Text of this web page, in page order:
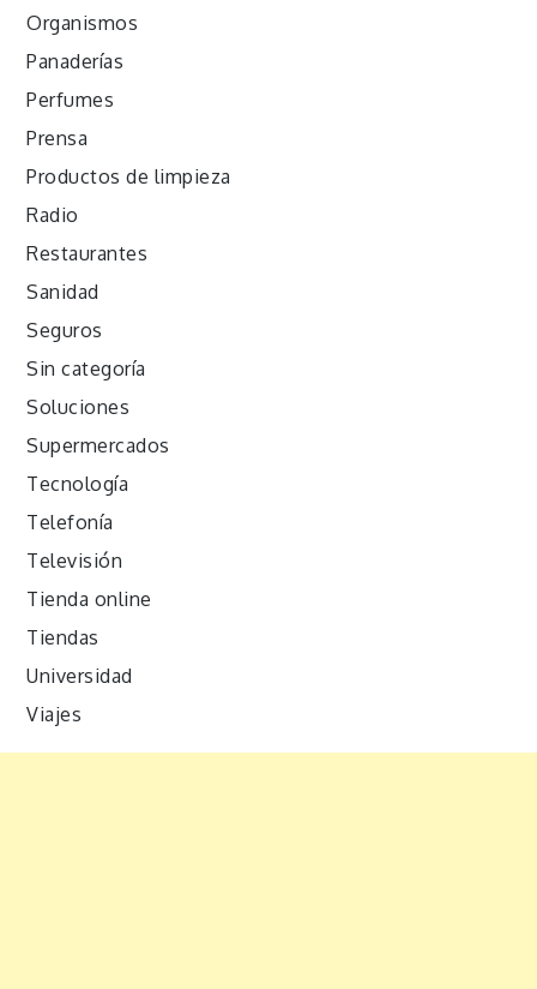
Organismos
Panaderías
Perfumes
Prensa
Productos de limpieza
Radio
Restaurantes
Sanidad
Seguros
Sin categoría
Soluciones
Supermercados
Tecnología
Telefonía
Televisión
Tienda online
Tiendas
Universidad
Viajes